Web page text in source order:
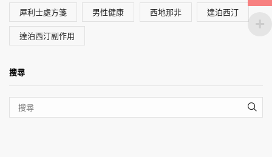
犀利士處方箋 男性健康 西地那非 達泊西汀
達泊西汀副作用
搜尋